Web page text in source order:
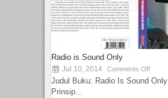
Radio is Sound Only
Jul 10, 2014 Comments Off
Judul Buku: Radio Is Sound
Prinsip...